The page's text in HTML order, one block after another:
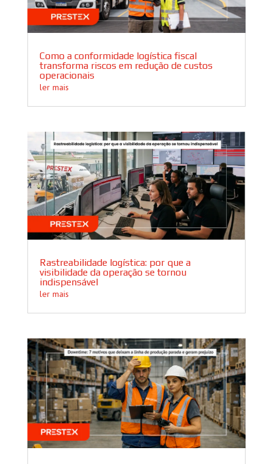
Como a conformidade logística fiscal
transforma riscos em redução de custos
operacionais
ler mais
Rastreabilidade logística: por que a
visibilidade da operação se tornou
indispensável
ler mais